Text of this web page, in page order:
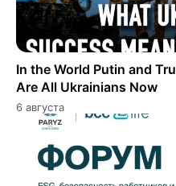
In the World Putin and
Are All Ukrainians Now
6 августа